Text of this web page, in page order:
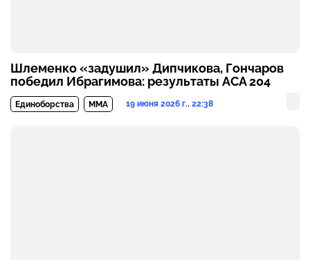
Шлеменко «задушил» Дипчикова, Гончаров
победил Ибрагимова: результаты ACA 204
Единоборства MMA 19 июня 2026 г., 22:38